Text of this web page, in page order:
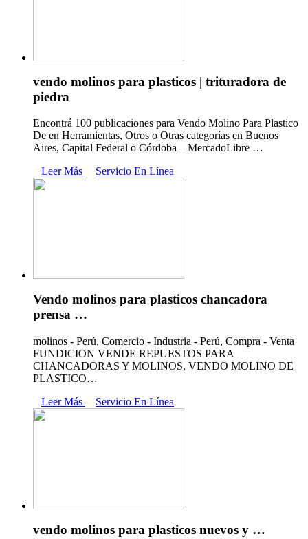
vendo molinos para plasticos | trituradora de
piedra
Encontrá 100 publicaciones para Vendo Molino Para Plastico
De en Herramientas, Otros o Otras categorías en Buenos
Aires, Capital Federal o Córdoba – MercadoLibre …
Leer Más
Servicio En Línea
Vendo molinos para plasticos chancadora
prensa …
molinos - Perú, Comercio - Industria - Perú, Compra - Venta
FUNDICION VENDE REPUESTOS PARA
CHANCADORAS Y MOLINOS, VENDO MOLINO DE
PLASTICO…
Leer Más
Servicio En Línea
vendo molinos para plasticos nuevos y …